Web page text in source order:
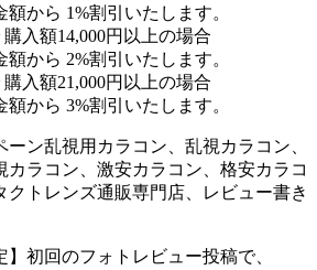
額から 1%割引いたします。
購入額14,000円以上の場合
額から 2%割引いたします。
購入額21,000円以上の場合
額から 3%割引いたします。
ーン乱視用カラコン、乱視カラコン、
カラコン、激安カラコン、格安カラコ
クトレンズ通販専門店、レビュー書き
】初回のフォトレビュー投稿で、